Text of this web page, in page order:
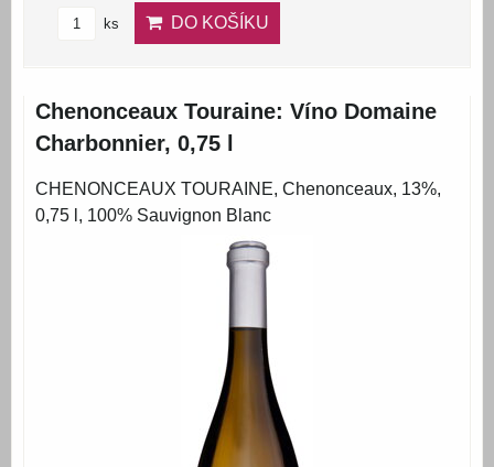
ks DO KOŠÍKU
Chenonceaux Touraine: Víno Domaine
Charbonnier, 0,75 l
CHENONCEAUX TOURAINE, Chenonceaux, 13%,
0,75 l, 100% Sauvignon Blanc